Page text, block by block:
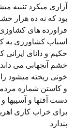
آزاری میکرد تنبیه
بود که نه ده هزار
فراورده های
اسباب کشاورزی به
حکیم و دانای
خشم آنجهانی می
خونی ریخته میشود
و کاستن شماره
دست آفتها و آسیبها
برای خراب کاری
پندارد.